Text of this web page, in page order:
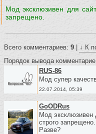
Мод эксклюзивен для
запрещено.
Всего комментариев: 9
↓ К
Порядок вывода
RUS-86
Мод супер
22.07.2014, 05:39
GoODRus
Мод эксклюзивен
строго запрещено.
Разве?